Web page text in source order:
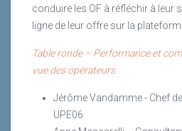
conduire les OF à réfléchir à leur
ligne de leur offre sur la
Table ronde – Performance et
vue des opérateurs
Jérôme Vandamme - Chef
UPE06